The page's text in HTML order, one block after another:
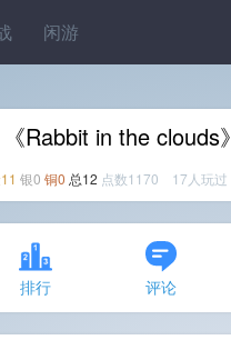
闲游
《Rabbit in the clouds
银0 铜0 总12 点数1170 17人玩过
排行 评论